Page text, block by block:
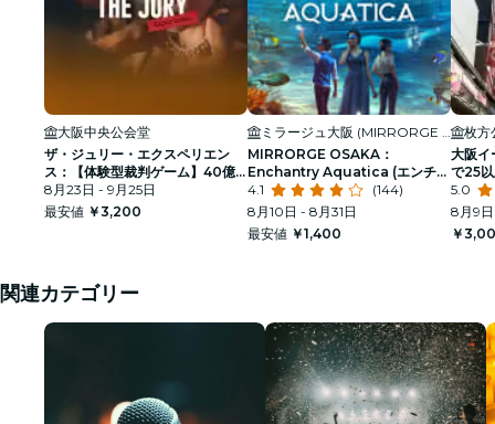
大阪中央公会堂
ザ・ジュリー・エクスペリエン
ス：【体験型裁判ゲーム】40億
円のダイヤモンド強盗事件
8月23日 - 9月25日
最安値 ￥3,200
ミラージュ大阪 (MIRRORGE OSAKA)
MIRRORGE OSAKA：
Enchantry Aquatica (エンチャ
ントリー・アクアティカ)
4.1
(144)
8月10日 - 8月31日
最安値 ￥1,400
枚方
大阪イ
で25
5.0
8月9
￥
関連カテゴリー